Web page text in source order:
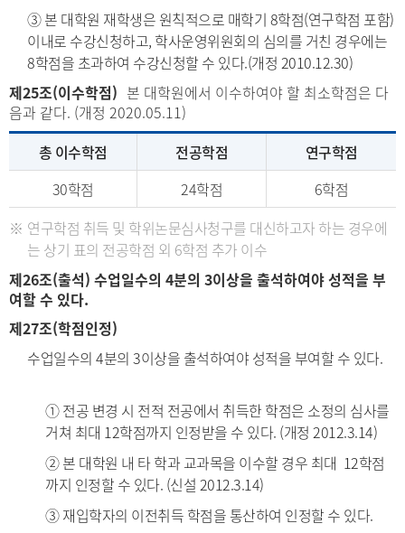
③ 본 대학원 재학생은 원칙적으로 매학기 8학점(연구학점 포함)
이내로 수강신청하고, 학사운영위원회의 심의를 거친 경우에는
8학점을 초과하여 수강신청할 수 있다.(개정 2010.12.30)
제25조(이수학점) 본 대학원에서 이수하여야 할 최소학점은 다
음과 같다. (개정 2020.05.11)
총 이수학점
전공학점
연구학점
30학점
24학점
6학점
연구학점 취득 및 학위논문심사청구를 대신하고자 하는 경우에
는 상기 표의 전공학점 외 6학점 추가 이수
제26조(출석) 수업일수의 4분의 3이상을 출석하여야 성적을 부
여할 수 있다.
제27조(학점인정)
수업일수의 4분의 3이상을 출석하여야 성적을 부여할 수 있다.
① 전공 변경 시 전적 전공에서 취득한 학점은 소정의 심사를
거쳐 최대 12학점까지 인정받을 수 있다. (개정 2012.3.14)
② 본 대학원 내 타 학과 교과목을 이수할 경우 최대 12학점
까지 인정할 수 있다. (신설 2012.3.14)
③ 재입학자의 이전취득 학점을 통산하여 인정할 수 있다.